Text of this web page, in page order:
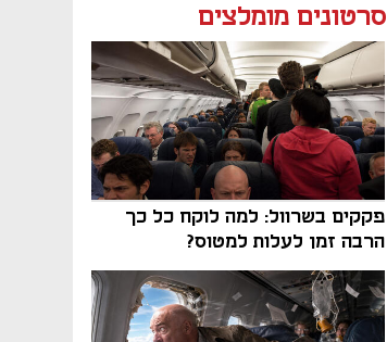
סרטונים מומלצים
פקקים בשרוול: למה לוקח כל כך
הרבה זמן לעלות למטוס?